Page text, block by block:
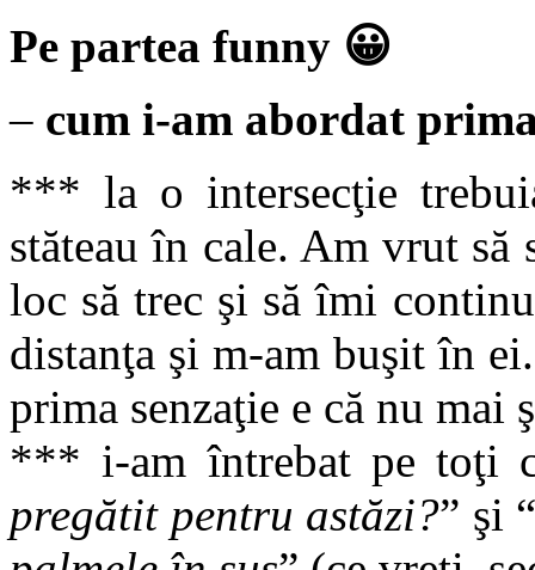
Pe partea funny 😀
– cum i-am abordat
*** la o intersecţie
stăteau în cale. Am vrut să
loc să trec şi să îmi
distanţa şi m-am buşit în
prima senzaţie e că nu mai
*** i-am întrebat pe toţi
pregătit pentru astăzi?” şi “